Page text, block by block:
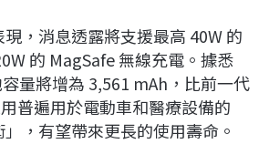
，消息透露將支援最高 40W 的
的 MagSafe 無線充電。據悉
量將增為 3,561 mAh，比前一代
普遍用於電動車和醫療設備的
」，有望帶來更長的使用壽命。